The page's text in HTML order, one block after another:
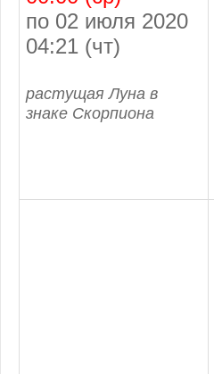
по 02 июля 2020
04:21 (чт)
растущая Луна в
знаке Скорпиона